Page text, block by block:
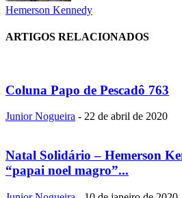
Hemerson Kennedy
ARTIGOS RELACIONADOS
Coluna Papo de Pescadô 763
Junior Nogueira - 22 de abril de 2020
Natal Solidário – Hemerson
“papai noel magro”...